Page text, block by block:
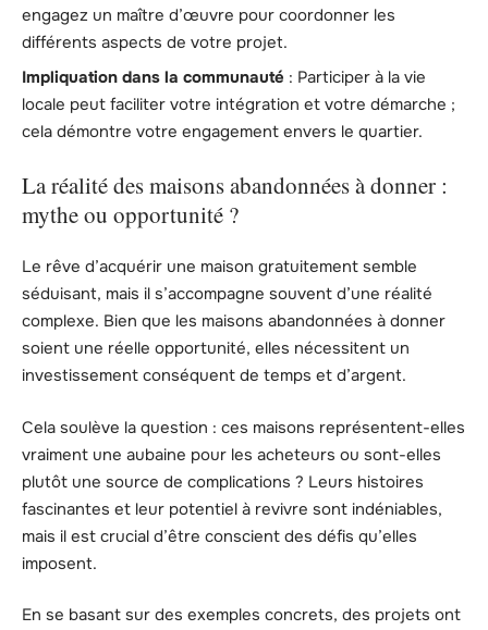
engagez un maître d’œuvre pour coordonner les
différents aspects de votre projet.
Impliquation dans la communauté : Participer à la vie
locale peut faciliter votre intégration et votre démarche ;
cela démontre votre engagement envers le quartier.
La réalité des maisons abandonnées à donner :
mythe ou opportunité ?
Le rêve d’acquérir une maison gratuitement semble
séduisant, mais il s’accompagne souvent d’une réalité
complexe. Bien que les maisons abandonnées à donner
soient une réelle opportunité, elles nécessitent un
investissement conséquent de temps et d’argent.
Cela soulève la question : ces maisons représentent-elles
vraiment une aubaine pour les acheteurs ou sont-elles
plutôt une source de complications ? Leurs histoires
fascinantes et leur potentiel à revivre sont indéniables,
mais il est crucial d’être conscient des défis qu’elles
imposent.
En se basant sur des exemples concrets, des projets ont